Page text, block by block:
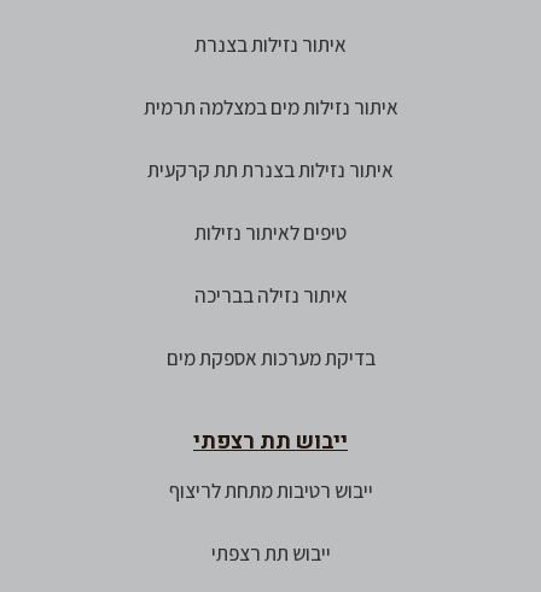
איתור נזילות בצנרת
איתור נזילות מים במצלמה תרמית
איתור נזילות בצנרת תת קרקעית
טיפים לאיתור נזילות
איתור נזילה בבריכה
בדיקת מערכות אספקת מים
ייבוש תת רצפתי
ייבוש רטיבות מתחת לריצוף
ייבוש תת רצפתי